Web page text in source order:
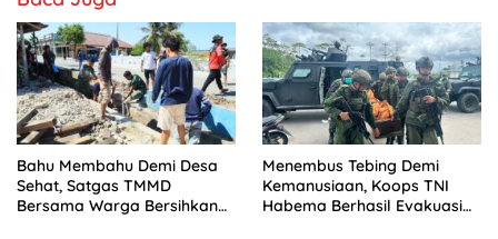
Bahu Membahu Demi Desa
Sehat, Satgas TMMD
Bersama Warga Bersihkan
Menembus Tebing Demi
Kemanusiaan, Koops TNI
Habema Berhasil Evakuasi